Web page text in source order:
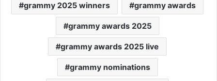
grammy 2025 winners grammy awards
grammy awards 2025
grammy awards 2025 live
grammy nominations